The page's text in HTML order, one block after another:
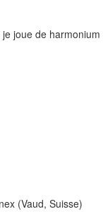
joue de harmonium
(Vaud, Suisse)